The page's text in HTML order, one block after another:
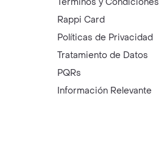
Rappi Card
Políticas de Privacidad
Tratamiento de Datos
PQRs
Información Relevante